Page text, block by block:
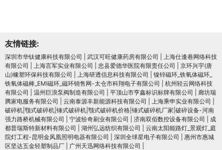
友情链接:
深圳市华钛健康科技有限公司 武汉可旺健康药房有限公司
上海仕逢巷网络科技
有限公司
上海言军实业有限公司 忠县爱德华医院有限责任公司
京环兴宇(唐
山)橡塑环保科技有限公司
上海研透信息科技有限公司
镍锌磁环_铁氧体磁环_
铁氧体磁棒_EMI磁环_磁环销售网-太仓市科翔电子有限公司
杭州轻云网络科技
有限公司
温州巨浪泵阀制造有限公司 平顶山市亨鑫标识标牌有限公司
廊坊瑞
腾家电服务有限公司
云南泰源丰新能源科技有限公司 上海乘申实业有限公司
破碎机|颚式破碎机|锤式破碎机|颚式破碎机价格|锤式破碎机厂家|破碎设备-河南
强力路桥机械有限公司
宁波纷奇刷业有限公司 济南双佰数控设备有限公司
成
都普瑞斯特新材料有限公司
湖州弘远纺织有限公司
云南太阳能路灯_景观灯_庭
院灯工程-昆明金凤凰照明电器有限公司
深圳全球星电子有限公司
惠州市惠城
区坚达五金轻塑制品厂
广州天迅网络科技有限公司